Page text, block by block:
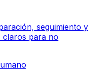
seguimiento y
claros para no